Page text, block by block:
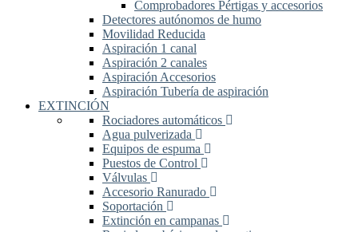
Comprobadores Pértigas y accesorios
Detectores autónomos de humo
Movilidad Reducida
Aspiración 1 canal
Aspiración 2 canales
Aspiración Accesorios
Aspiración Tubería de aspiración
EXTINCIÓN
Rociadores automáticos
Agua pulverizada
Equipos de espuma
Puestos de Control
Válvulas
Accesorio Ranurado
Soportación
Extinción en campanas